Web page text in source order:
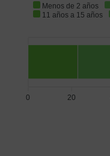
Menos de 2 años
11 años a 15 años
20
0